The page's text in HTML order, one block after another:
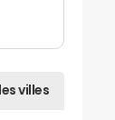
villes